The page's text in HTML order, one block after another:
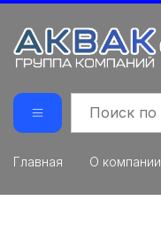
Главная О компании